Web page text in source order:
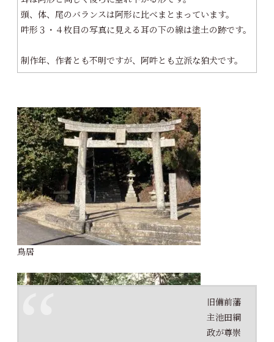
頭、体、尾のバランスは阿形に比べまとまっています。
吽形３・４枚目の写真に見える耳の下の線は塗土の跡です。
制作年、作者とも不明ですが、阿吽とも立派な狛犬です。
鳥居
旧備前藩
主池田綱
政が尊崇